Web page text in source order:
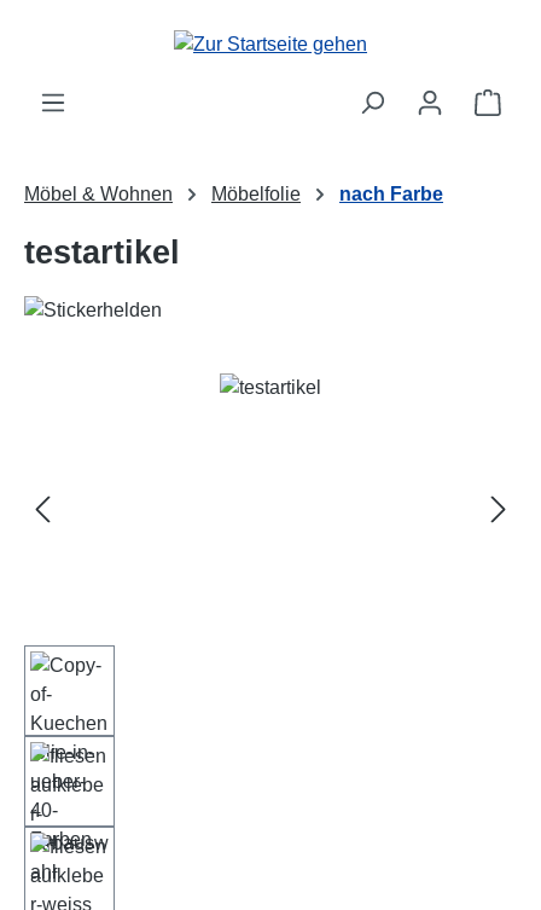
Zum Hauptinhalt springen
Möbel & Wohnen Möbelfolie nach Farbe
testartikel
Bildergalerie überspringen